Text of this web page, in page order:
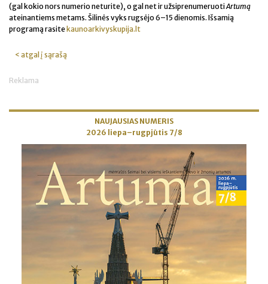
(gal kokio nors numerio neturite), o gal net ir užsiprenumeruotiArtumą
ateinantiems metams. Šilinės vyks rugsėjo 6–15 dienomis. Išsamią
programą rasitekaunoarkivyskupija.lt
< atgal į sąrašą
Reklama
NAUJAUSIAS NUMERIS
2026 liepa–rugpjūtis 7/8